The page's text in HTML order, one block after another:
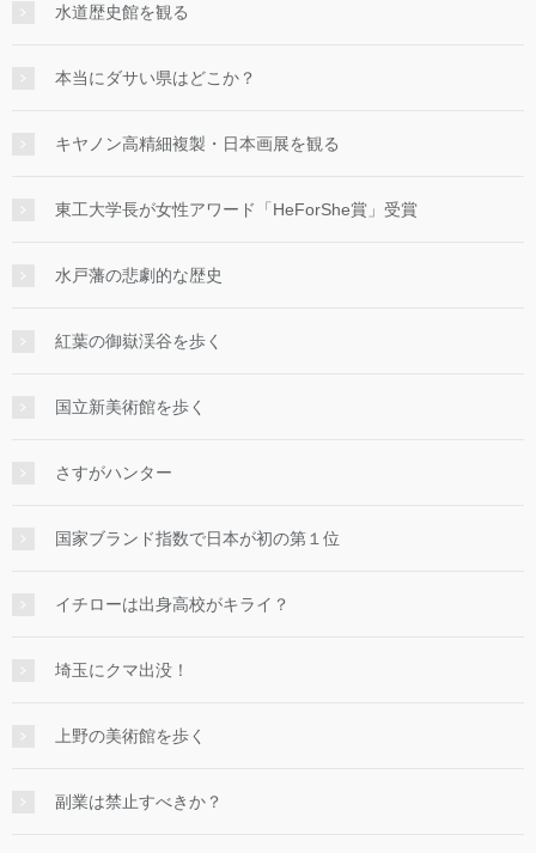
水道歴史館を観る
本当にダサい県はどこか？
キヤノン高精細複製・日本画展を観る
東工大学長が女性アワード「HeForShe賞」受賞
水戸藩の悲劇的な歴史
紅葉の御嶽渓谷を歩く
国立新美術館を歩く
さすがハンター
国家ブランド指数で日本が初の第１位
イチローは出身高校がキライ？
埼玉にクマ出没！
上野の美術館を歩く
副業は禁止すべきか？